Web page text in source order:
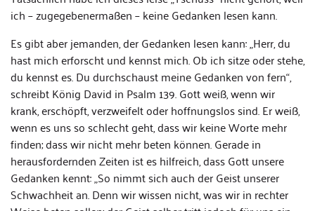
ich – zugegebenermaßen – keine Gedanken lesen kann.
Es gibt aber jemanden, der Gedanken lesen kann: „Herr, du
hast mich erforscht und kennst mich. Ob ich sitze oder stehe,
du kennst es. Du durchschaust meine Gedanken von fern“,
schreibt König David in Psalm 139. Gott weiß, wenn wir
krank, erschöpft, verzweifelt oder hoffnungslos sind. Er weiß,
wenn es uns so schlecht geht, dass wir keine Worte mehr
finden; dass wir nicht mehr beten können. Gerade in
herausfordernden Zeiten ist es hilfreich, dass Gott unsere
Gedanken kennt: „So nimmt sich auch der Geist unserer
Schwachheit an. Denn wir wissen nicht, was wir in rechter